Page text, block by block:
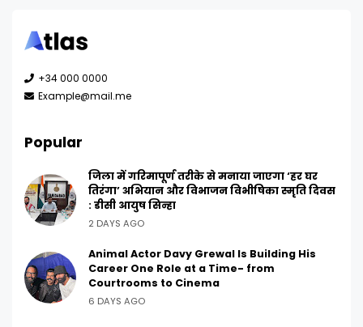
+34 000 0000
Example@mail.me
Popular
जिला में गरिमापूर्ण तरीके से मनाया जाएगा ‘हर घर
तिरंगा’ अभियान और विभाजन विभीषिका स्मृति दिवस
: डीसी आयुष सिन्हा
2 DAYS AGO
Animal Actor Davy Grewal Is Building His
Career One Role at a Time- from
Courtrooms to Cinema
6 DAYS AGO